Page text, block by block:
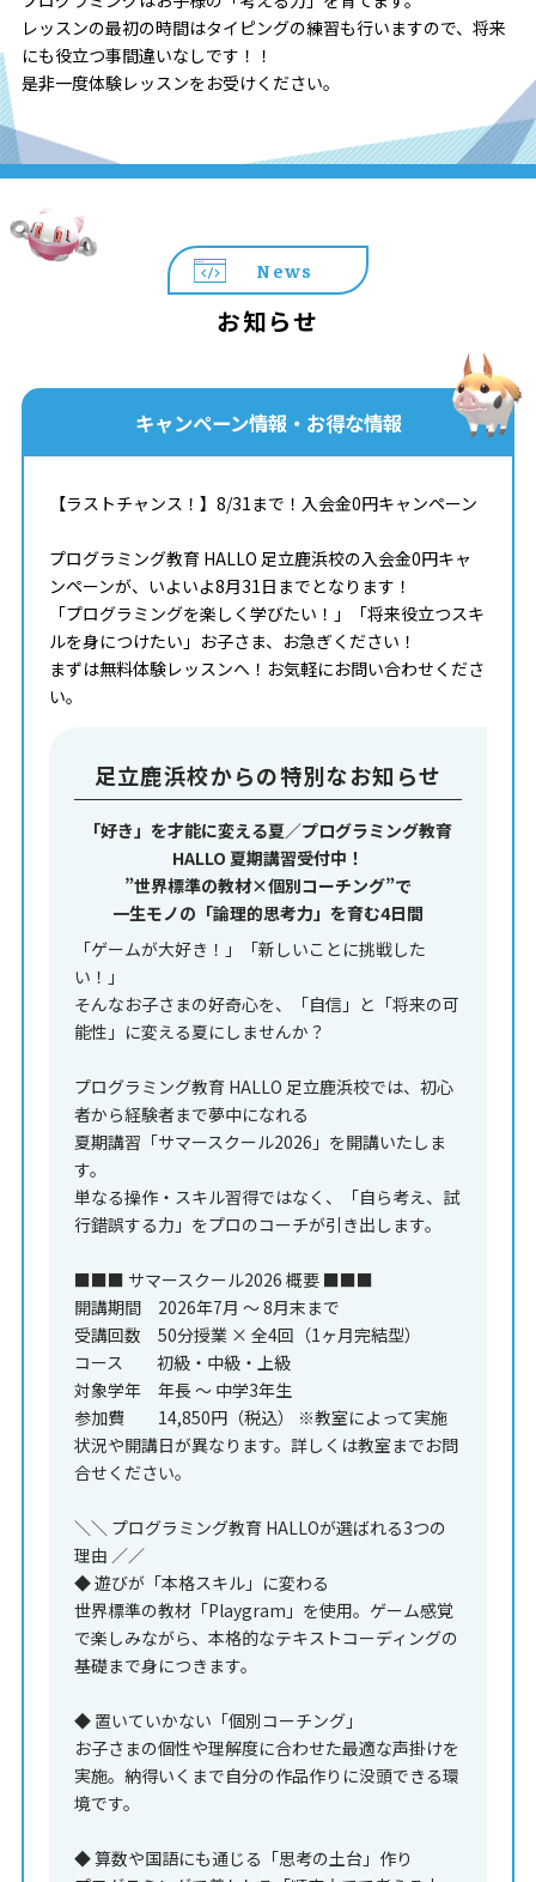
レッスンの最初の時間はタイピングの練習も行いますので、将来
にも役立つ事間違いなしです！！
是非一度体験レッスンをお受けください。
News
お知らせ
キャンペーン情報・お得な情報
【ラストチャンス！】8/31まで！入会金0円キャンペーン
プログラミング教育 HALLO 足立鹿浜校の入会金0円キャ
ンペーンが、いよいよ8月31日までとなります！
「プログラミングを楽しく学びたい！」「将来役立つスキ
ルを身につけたい」お子さま、お急ぎください！
まずは無料体験レッスンへ！お気軽にお問い合わせくださ
い。
足立鹿浜校からの特別なお知らせ
「好き」を才能に変える夏／プログラミング教育
HALLO 夏期講習受付中！
”世界標準の教材×個別コーチング”で
一生モノの「論理的思考力」を育む4日間
「ゲームが大好き！」「新しいことに挑戦した
い！」
そんなお子さまの好奇心を、「自信」と「将来の可
能性」に変える夏にしませんか？
プログラミング教育 HALLO 足立鹿浜校では、初心
者から経験者まで夢中になれる
夏期講習「サマースクール2026」を開講いたしま
す。
単なる操作・スキル習得ではなく、「自ら考え、試
行錯誤する力」をプロのコーチが引き出します。
■■■ サマースクール2026 概要 ■■■
開講期間 2026年7月 ～ 8月末まで
受講回数 50分授業 × 全4回（1ヶ月完結型）
コース 初級・中級・上級
対象学年 年長 ～ 中学3年生
参加費 14,850円（税込） ※教室によって実施
状況や開講日が異なります。詳しくは教室までお問
合せください。
＼＼ プログラミング教育 HALLOが選ばれる3つの
理由 ／／
◆ 遊びが「本格スキル」に変わる
世界標準の教材「Playgram」を使用。ゲーム感覚
で楽しみながら、本格的なテキストコーディングの
基礎まで身につきます。
◆ 置いていかない「個別コーチング」
お子さまの個性や理解度に合わせた最適な声掛けを
実施。納得いくまで自分の作品作りに没頭できる環
境です。
◆ 算数や国語にも通じる「思考の土台」作り